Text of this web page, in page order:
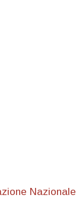
Nazionale